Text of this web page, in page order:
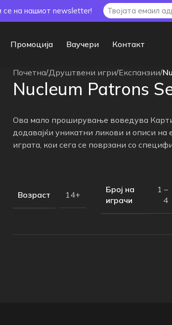
Промоција Ваучери Контакт
Почетна/Друштвени игри/Експанзии/
Nucleum Patrons
Ова мало проширување воведува
додавајќи уникатни ликови и описи на
играта, кои сега се поврзани со
Возраст 14+
Број на
играчи
1 –
4
се на нашиот newsletter!